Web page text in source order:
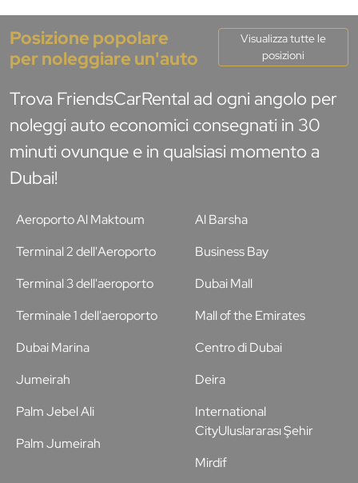
Posizione popolare
per noleggiare un'auto
Visualizza tutte le
posizioni
Trova FriendsCarRental ad ogni angolo per
noleggi auto economici consegnati in 30
minuti ovunque e in qualsiasi momento a
Dubai!
Aeroporto Al Maktoum
Terminal 2 dell'Aeroporto
Terminal 3 dell'aeroporto
Terminale 1 dell'aeroporto
Al Barsha
Business Bay
Dubai Mall
Mall of the Emirates
Dubai Marina
Jumeirah
Palm Jebel Ali
Palm Jumeirah
Centro di Dubai
Deira
International
CityUluslararası Şehir
Mirdif